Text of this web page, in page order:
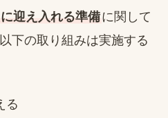
迎え入れる準備に関して
下の取り組みは実施する
る